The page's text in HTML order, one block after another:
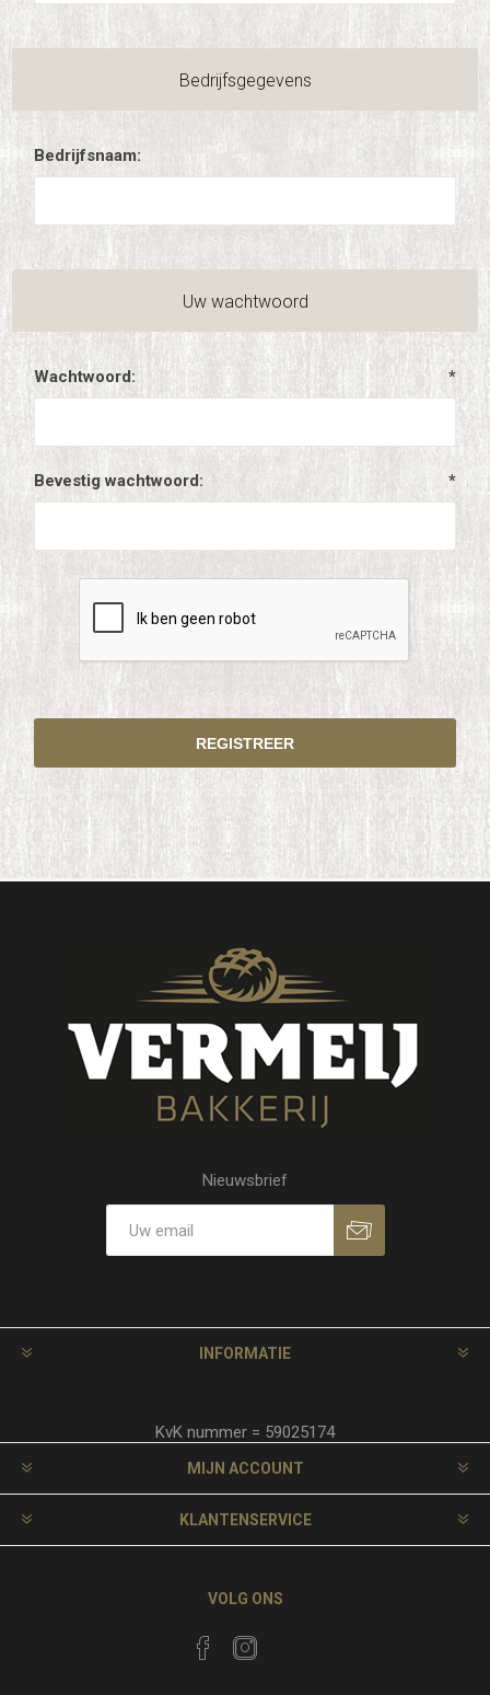
Bedrijfsgegevens
Bedrijfsnaam:
Uw wachtwoord
Wachtwoord: *
Bevestig wachtwoord: *
Nieuwsbrief
INFORMATIE
KvK nummer = 59025174
MIJN ACCOUNT
KLANTENSERVICE
VOLG ONS